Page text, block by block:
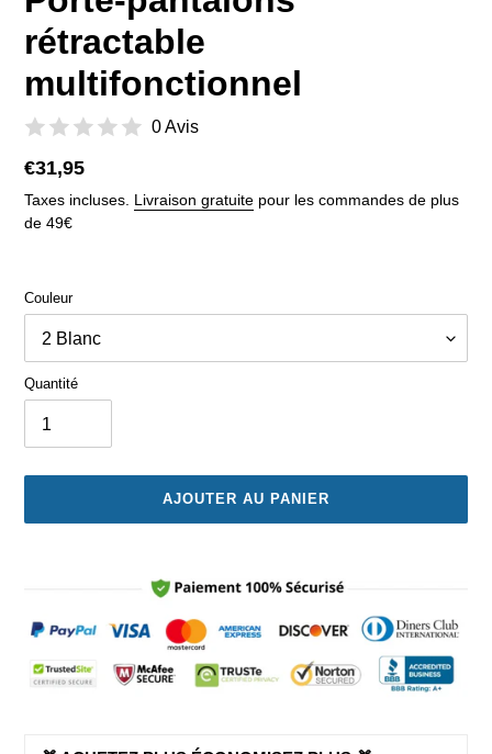
rétractable
multifonctionnel
0 Avis
Prix
normal
€31,95
Taxes incluses. Livraison gratuite pour les commandes de plus
de 49€
Couleur
Quantité
AJOUTER AU PANIER
à
panier